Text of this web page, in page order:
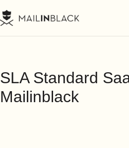
SLA Standard
Mailinblack